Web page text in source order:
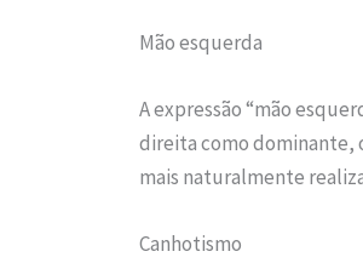
Mão esquerda
A expressão “mão
direita como dominante,
mais naturalmente
Canhotismo